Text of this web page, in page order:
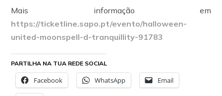
Mais informação em
https://ticketline.sapo.pt/evento/halloween-
united-moonspell-d-tranquillity-91783
PARTILHA NA TUA REDE SOCIAL
Facebook WhatsApp Email